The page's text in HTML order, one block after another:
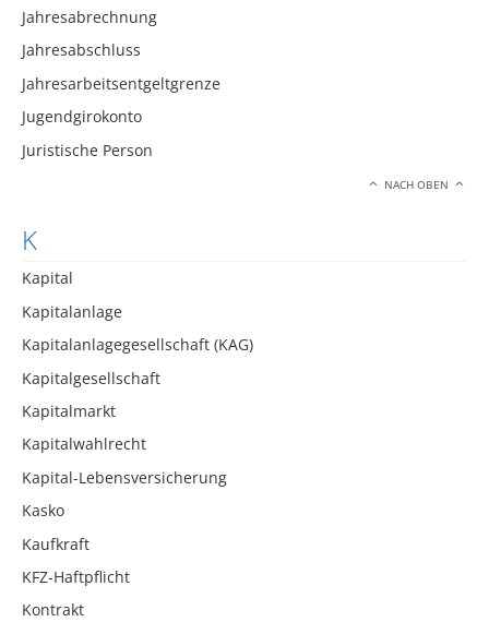
Jahresabrechnung
Jahresabschluss
Jahresarbeitsentgeltgrenze
Jugendgirokonto
Juristische Person
NACH OBEN
K
Kapital
Kapitalanlage
Kapitalanlagegesellschaft (KAG)
Kapitalgesellschaft
Kapitalmarkt
Kapitalwahlrecht
Kapital-Lebensversicherung
Kasko
Kaufkraft
KFZ-Haftpflicht
Kontrakt